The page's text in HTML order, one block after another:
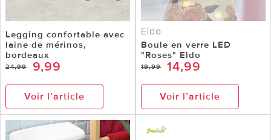
Legging confortable avec
laine de mérinos,
bordeaux
24,99 9,99
Voir l’article
Eldo
Boule en verre LED
"Roses" Eldo
19,99 14,99
Voir l’article